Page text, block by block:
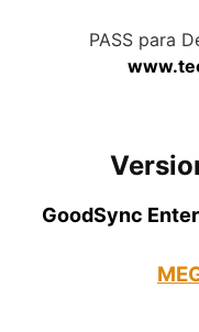
PASS para
GoodSync